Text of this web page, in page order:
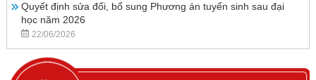
Quyết định sửa đổi, bổ sung Phương án tuyển sinh sau đại
học năm 2026
22/06/2026